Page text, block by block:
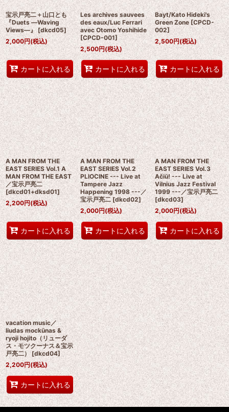
宝示戸亮二＋山口とも
『Duets ―Waving
Views―』 [dkcd05]
2,000円(税込)
カートに入れる
Les archives sauvees
des eaux/Luc Ferrari
avec Otomo Yoshihide
[CPCD-001]
2,500円(税込)
カートに入れる
Bayt/Kato Hideki's
Green Zone [CPCD-
002]
2,500円(税込)
カートに入れる
A MAN FROM THE
EAST SERIES Vol.1 A
MAN FROM THE EAST
／宝示戸亮二
[dkcd01+dksd01]
2,200円(税込)
カートに入れる
A MAN FROM THE
EAST SERIES Vol.2
PLIOCINE --- Live at
Tampere Jazz
Happening 1998 ---／
宝示戸亮二 [dkcd02]
2,000円(税込)
カートに入れる
A MAN FROM THE
EAST SERIES Vol.3
Ačiū! --- Live at
Vilnius Jazz Festival
1999 ---／宝示戸亮二
[dkcd03]
2,000円(税込)
カートに入れる
vacation music／
liudas mockūnas &
ryoji hojito（リューダ
ス・モツクーナス＆宝示
戸亮二） [dkcd04]
2,200円(税込)
カートに入れる